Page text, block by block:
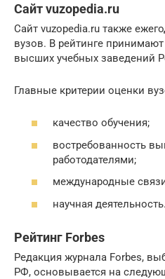
Сайт vuzopedia.ru
Сайт vuzopedia.ru также
вузов. В рейтинге принимают
высших учебных заведений
Главные критерии оценки
качество обучения;
востребованность
работодателями;
международные
научная деятельность.
Рейтинг Forbes
Редакция журнала Forbes,
РФ, основывается на